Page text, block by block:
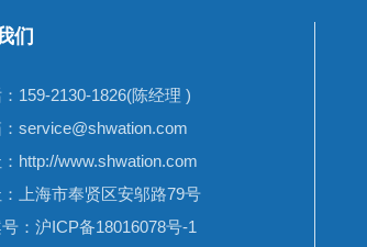
们
159-2130-1826(陈经理 )
service@shwation.com
http://www.shwation.com
上海市奉贤区安邬路79号
： 沪ICP备18016078号-1